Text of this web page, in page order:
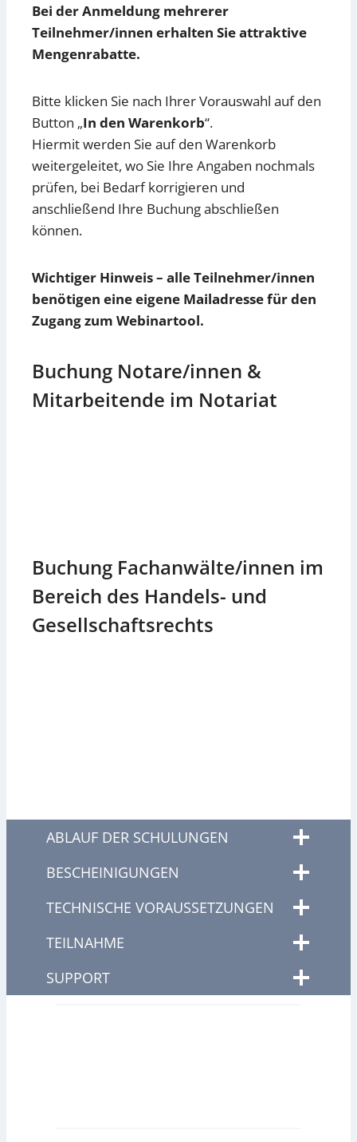
Bei der Anmeldung mehrerer
Teilnehmer/innen erhalten Sie attraktive
Mengenrabatte.
Bitte klicken Sie nach Ihrer Vorauswahl auf den
Button „In den Warenkorb“.
Hiermit werden Sie auf den Warenkorb
weitergeleitet, wo Sie Ihre Angaben nochmals
prüfen, bei Bedarf korrigieren und
anschließend Ihre Buchung abschließen
können.
Wichtiger Hinweis – alle Teilnehmer/innen
benötigen eine eigene Mailadresse für den
Zugang zum Webinartool.
Buchung Notare/innen &
Mitarbeitende im Notariat
Buchung Fachanwälte/innen im
Bereich des Handels- und
Gesellschaftsrechts
ABLAUF DER SCHULUNGEN
BESCHEINIGUNGEN
TECHNISCHE VORAUSSETZUNGEN
TEILNAHME
SUPPORT